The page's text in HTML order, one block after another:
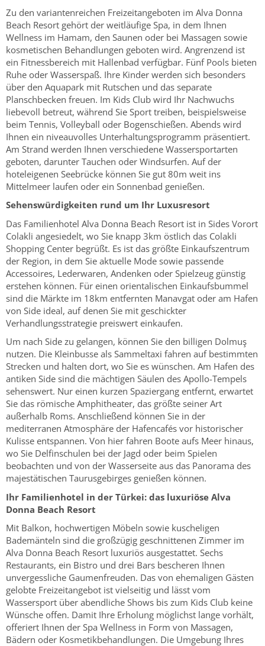
Zu den variantenreichen Freizeitangeboten im Alva Donna
Beach Resort gehört der weitläufige Spa, in dem Ihnen
Wellness im Hamam, den Saunen oder bei Massagen sowie
kosmetischen Behandlungen geboten wird. Angrenzend ist
ein Fitnessbereich mit Hallenbad verfügbar. Fünf Pools bieten
Ruhe oder Wasserspaß. Ihre Kinder werden sich besonders
über den Aquapark mit Rutschen und das separate
Planschbecken freuen. Im Kids Club wird Ihr Nachwuchs
liebevoll betreut, während Sie Sport treiben, beispielsweise
beim Tennis, Volleyball oder Bogenschießen. Abends wird
Ihnen ein niveauvolles Unterhaltungsprogramm präsentiert.
Am Strand werden Ihnen verschiedene Wassersportarten
geboten, darunter Tauchen oder Windsurfen. Auf der
hoteleigenen Seebrücke können Sie gut 80m weit ins
Mittelmeer laufen oder ein Sonnenbad genießen.
Sehenswürdigkeiten rund um Ihr Luxusresort
Das Familienhotel Alva Donna Beach Resort ist in Sides Vorort
Colakli angesiedelt, wo Sie knapp 3km östlich das Colakli
Shopping Center begrüßt. Es ist das größte Einkaufszentrum
der Region, in dem Sie aktuelle Mode sowie passende
Accessoires, Lederwaren, Andenken oder Spielzeug günstig
erstehen können. Für einen orientalischen Einkaufsbummel
sind die Märkte im 18km entfernten Manavgat oder am Hafen
von Side ideal, auf denen Sie mit geschickter
Verhandlungsstrategie preiswert einkaufen.
Um nach Side zu gelangen, können Sie den billigen Dolmuş
nutzen. Die Kleinbusse als Sammeltaxi fahren auf bestimmten
Strecken und halten dort, wo Sie es wünschen. Am Hafen des
antiken Side sind die mächtigen Säulen des Apollo-Tempels
sehenswert. Nur einen kurzen Spaziergang entfernt, erwartet
Sie das römische Amphitheater, das größte seiner Art
außerhalb Roms. Anschließend können Sie in der
mediterranen Atmosphäre der Hafencafés vor historischer
Kulisse entspannen. Von hier fahren Boote aufs Meer hinaus,
wo Sie Delfinschulen bei der Jagd oder beim Spielen
beobachten und von der Wasserseite aus das Panorama des
majestätischen Taurusgebirges genießen können.
Ihr Familienhotel in der Türkei: das luxuriöse Alva
Donna Beach Resort
Mit Balkon, hochwertigen Möbeln sowie kuscheligen
Bademänteln sind die großzügig geschnittenen Zimmer im
Alva Donna Beach Resort luxuriös ausgestattet. Sechs
Restaurants, ein Bistro und drei Bars bescheren Ihnen
unvergessliche Gaumenfreuden. Das von ehemaligen Gästen
gelobte Freizeitangebot ist vielseitig und lässt vom
Wassersport über abendliche Shows bis zum Kids Club keine
Wünsche offen. Damit Ihre Erholung möglichst lange vorhält,
offeriert Ihnen der Spa Wellness in Form von Massagen,
Bädern oder Kosmetikbehandlungen. Die Umgebung Ihres